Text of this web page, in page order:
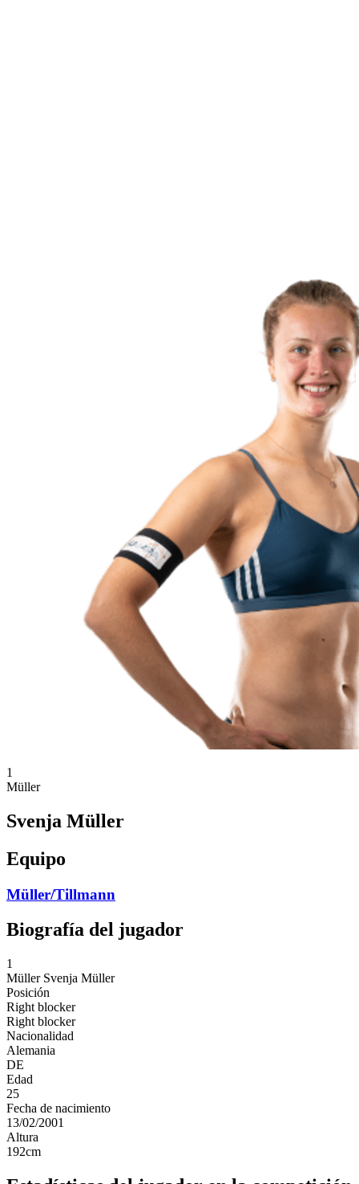
1
Müller
Svenja Müller
Equipo
Müller/Tillmann
Biografía del jugador
1
Müller Svenja Müller
Posición
Right blocker
Right blocker
Nacionalidad
Alemania
DE
Edad
25
Fecha de nacimiento
13/02/2001
Altura
192cm